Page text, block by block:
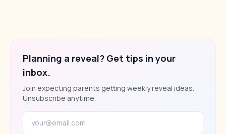
Planning a reveal? Get tips in your
inbox.
Join expecting parents getting weekly reveal ideas.
Unsubscribe anytime.